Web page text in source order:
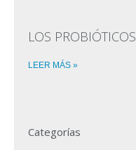
LOS
LEER MÁS »
Categorías